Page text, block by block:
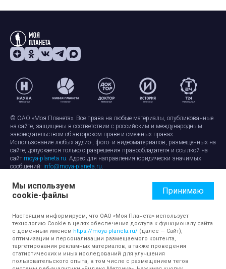
© ОАО «Моя Планета». Все права на любые материалы, опубликованные
на сайте, защищены в соответствии с российским и международным
законодательством об авторском праве и смежных правах.
Использование любых аудио-, фото- и видеоматериалов, размещенных на
сайте, допускается только с разрешения правообладателя и ссылкой на
сайт moya-planeta.ru. Адрес для направления юридически значимых
сообщений: info@moya-planeta.ru.
Правила сайтаРабота с cookie-файлами
Защита персональных данных
Обработка персональных данных
Мы используем
cookie-файлы
Принимаю
Настоящим информируем, что ОАО «Моя Планета» использует
технологию Cookie в целях обеспечения доступа к функционалу сайта
с доменным именем https://moya-planeta.ru/ (далее — Сайт),
оптимизации и персонализации размещаемого контента,
таргетирования рекламных материалов, а также проведения
статистических и иных исследований для улучшения
пользовательского опыта, в том числе с размещением тегов